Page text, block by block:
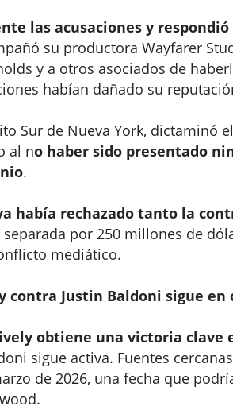
las acusaciones y
su productora Wayfarer
y a otros asociados de
habían dañado su
Sur de Nueva York, dictaminó
al no haber sido presentado
.
había rechazado tanto la
por 250 millones de
mediático.
contra Justin Baldoni sigue en
obtiene una victoria clave
sigue activa. Fuentes
de 2026, una fecha que